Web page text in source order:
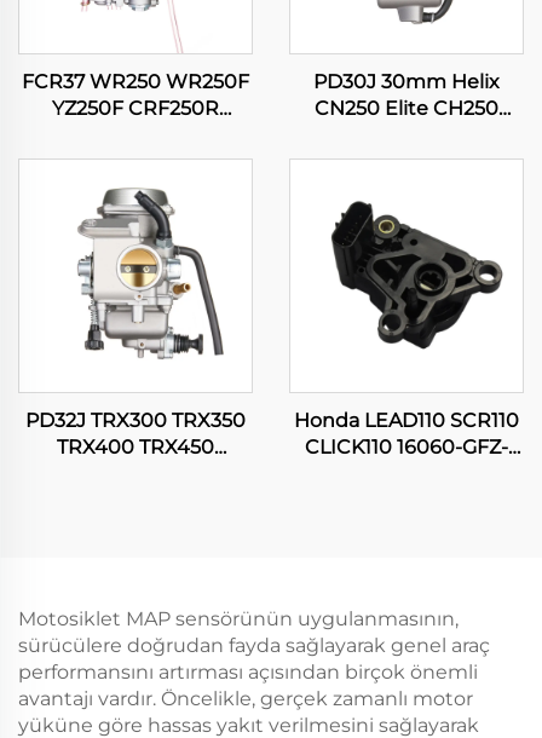
FCR37 WR250 WR250F
YZ250F CRF250R
KX250F Motosiklet
Karbüratör
PD30J 30mm Helix
CN250 Elite CH250
Scooter Mopet Motor
PD32J TRX300 TRX350
TRX400 TRX450
Honda LEAD110 SCR110
CLICK110 16060-GFZ-
Motosiklet MAP sensörünün uygulanmasının,
sürücülere doğrudan fayda sağlayarak genel araç
performansını artırması açısından birçok önemli
avantajı vardır. Öncelikle, gerçek zamanlı motor
yüküne göre hassas yakıt verilmesini sağlayarak